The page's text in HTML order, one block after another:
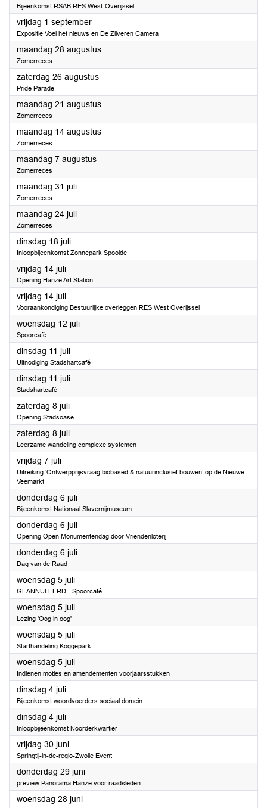
Bijeenkomst RSAB RES West-Overijssel
vrijdag 1 september2023
Expositie Voel het nieuws en De Zilveren Camera
maandag 28 augustus2023
Zomerreces
zaterdag 26 augustus2023
Pride Parade
maandag 21 augustus2023
Zomerreces
maandag 14 augustus2023
Zomerreces
maandag 7 augustus2023
Zomerreces
maandag 31 juli2023
Zomerreces
maandag 24 juli2023
Zomerreces
dinsdag 18 juli2023
Inloopbijeenkomst Zonnepark Spoolde
vrijdag 14 juli2023
Opening Hanze Art Station
vrijdag 14 juli2023
Vooraankondiging Bestuurlijke overleggen RES West Overijssel
woensdag 12 juli2023
Spoorcafé
dinsdag 11 juli2023
Uitnodiging Stadshartcafé
dinsdag 11 juli2023
Stadshartcafé
zaterdag 8 juli2023
Opening Stadsoase
zaterdag 8 juli2023
Leerzame wandeling complexe systemen
vrijdag 7 juli2023
Uitreiking ‘Ontwerpprijsvraag biobased & natuurinclusief bouwen’ op de Nieuwe
Veemarkt
donderdag 6 juli2023
Bijeenkomst Nationaal Slavernijmuseum
donderdag 6 juli2023
Opening Open Monumentendag door Vriendenloterij
donderdag 6 juli2023
Dag van de Raad
woensdag 5 juli2023
GEANNULEERD - Spoorcafé
woensdag 5 juli2023
Lezing 'Oog in oog'
woensdag 5 juli2023
Starthandeling Koggepark
woensdag 5 juli2023
Indienen moties en amendementen voorjaarsstukken
dinsdag 4 juli2023
Bijeenkomst woordvoerders sociaal domein
dinsdag 4 juli2023
Inloopbijeenkomst Noorderkwartier
vrijdag 30 juni2023
Springtij-in-de-regio-Zwolle Event
donderdag 29 juni2023
preview Panorama Hanze voor raadsleden
woensdag 28 juni2023